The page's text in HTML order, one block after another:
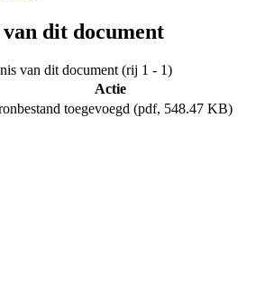
van dit document
van dit document (rij 1 - 1)
Actie
toegevoegd (pdf, 548.47 KB)